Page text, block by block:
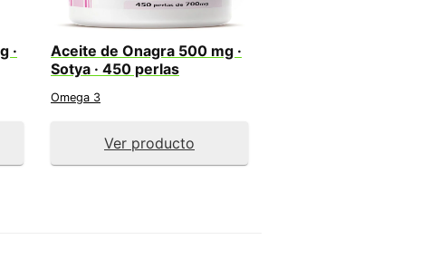
·
Aceite de Onagra 500 mg ·
Sotya · 450 perlas
Omega 3
Ver producto